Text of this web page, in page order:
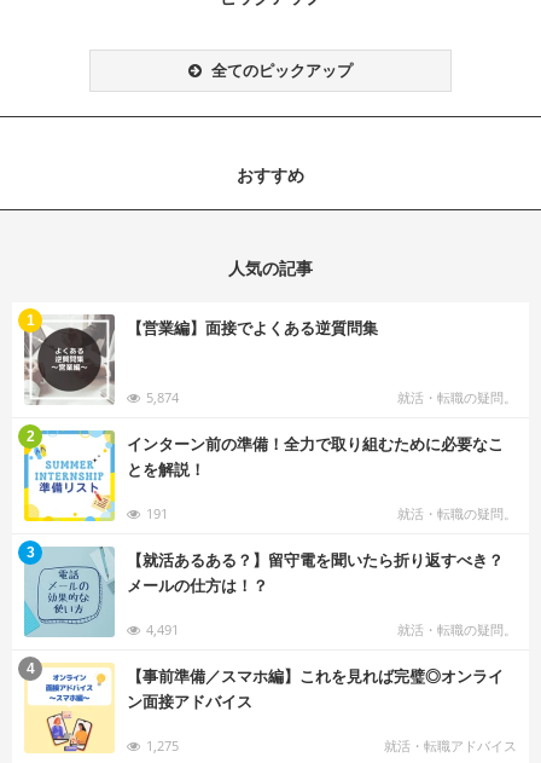
全てのピックアップ
おすすめ
人気の記事
【営業編】面接でよくある逆質問集
5,874 就活・転職の疑問。
1
インターン前の準備！全力で取り組むために必要なこ
とを解説！
191 就活・転職の疑問。
2
【就活あるある？】留守電を聞いたら折り返すべき？
メールの仕方は！？
4,491 就活・転職の疑問。
3
【事前準備／スマホ編】これを見れば完璧◎オンライ
ン面接アドバイス
1,275 就活・転職アドバイス
4